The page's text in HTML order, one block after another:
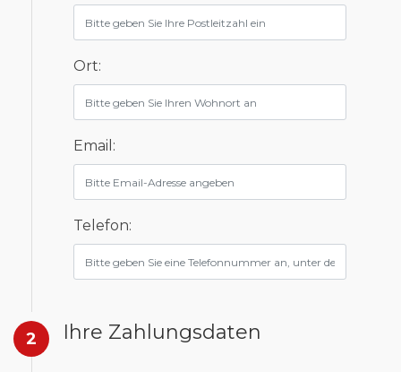
Ort:
Email:
Telefon:
2 Ihre Zahlungsdaten